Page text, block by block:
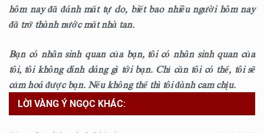
hôm nay đã đánh mất tự do, biết bao nhiêu người hôm nay
đã trở thành nước mất nhà tan.
Bạn có nhân sinh quan của bạn, tôi có nhân sinh quan của
tôi, tôi không dính dáng gì tới bạn. Chỉ cần tôi có thể, tôi sẽ
cảm hoá được bạn. Nếu không thể thì tôi đành cam chịu.
LỜI VÀNG Ý NGỌC KHÁC: